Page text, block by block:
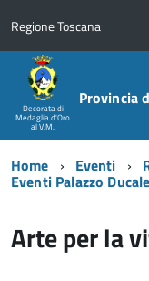
Regione Toscana
Decorata di
Medaglia d'Oro
al V.M.
Provincia
Home Eventi
Eventi Palazzo Ducale
Arte per la